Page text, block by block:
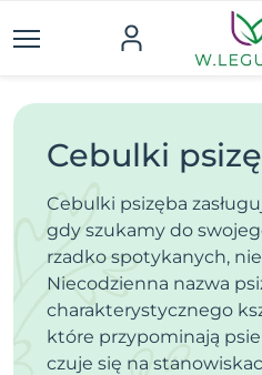
Cebulki
Cebulki psizęba
gdy szukamy do
rzadko spotykanych,
Niecodzienna nazwa
charakterystycznego
które przypominają psie
czuje się na